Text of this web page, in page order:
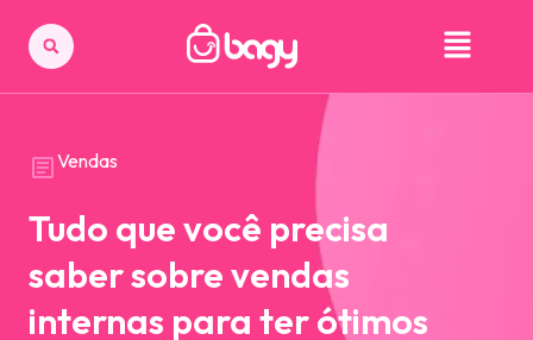
Vendas
Tudo que você precisa
saber sobre vendas
internas para ter ótimos